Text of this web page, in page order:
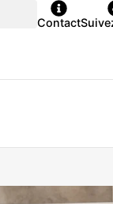
Contact